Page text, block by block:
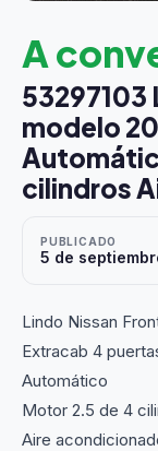
A
53297103
modelo
cilindros
PUBLICADO
5 de
Lindo Nissan
Extracab 4
Automático
Motor 2.5 de 4
Aire